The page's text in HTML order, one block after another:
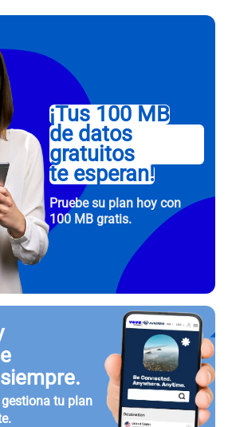
¡Tus 100 MB
de datos
gratuitos
te esperan!
Pruebe su plan hoy con
100 MB gratis.
tu plan